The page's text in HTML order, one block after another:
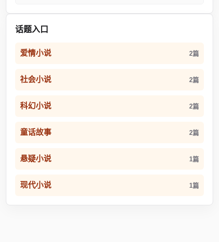
话题入口
爱情小说 2篇
社会小说 2篇
科幻小说 2篇
童话故事 2篇
悬疑小说 1篇
现代小说 1篇